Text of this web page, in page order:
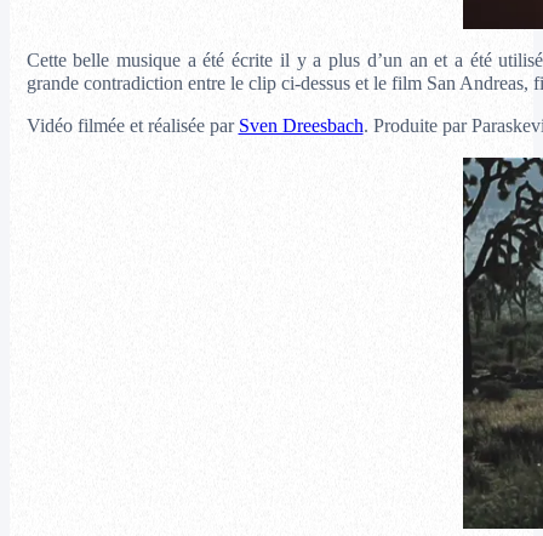
Cette belle musique a été écrite il y a plus d’un an et a été
grande contradiction entre le clip ci-dessus et le film San Andreas,
Vidéo filmée et réalisée par Sven Dreesbach. Produite par